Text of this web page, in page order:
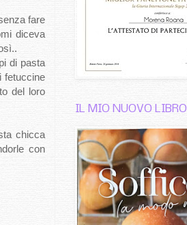
fare
diceva
di pasta
fetuccine
del loro
chicca
con
IL MIO NUOVO LIBRO